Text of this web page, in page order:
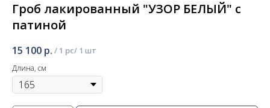
Гроб лакированный "УЗОР БЕЛЫЙ" с
патиной
15 100 р. / 1 pc
Длина, см